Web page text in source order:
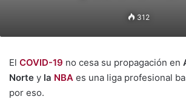
312
El COVID-19 no cesa su propagación en
Norte y la NBA es una liga profesional
por eso.